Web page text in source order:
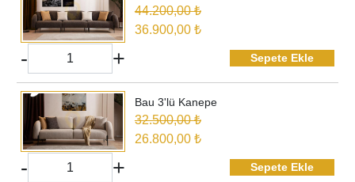
44.200,00 ₺
36.900,00 ₺
- + Sepete Ekle
Bau 3'lü Kanepe
32.500,00 ₺
26.800,00 ₺
- + Sepete Ekle